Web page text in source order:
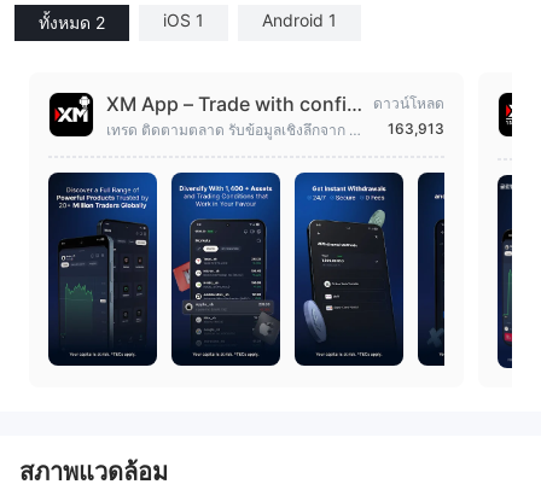
ทั้งหมด 2 iOS 1 Android 1
XM App – Trade with confid
ence
เทรด ติดตามตลาด รับข้อมูลเชิงลึกจาก AI
<<<TEXT_SEP>>>\n[IDX:1]เป็นเวลากว่
า 15 ปี XM ได้เป็นโบรกเกอร์ที่ผู้เทรดกว่า 1
5 ล้านคนทั่วโลกเลือกใช้ ด้วยความไว้วาง
ใจในเรื่องเงินทุนที่ปลอดภัย เงื่อนไขที่โปร่ง
ใส และการสนับสนุนที่ได้รับรางวัล แตกต่า
งจากโบรกเกอร์อื่น XM มอบสิ่งที่ผู้เทรดให้
ค่ามากที่สุด: การควบคุมและความมั่นใจ\n
\nแอป XM ให้เครื่องมือทั้งหมดที่คุณต้องก
ารเพื่อค้นหาโอกาสการเทรดเพิ่มเติมและตั
XM AI – คุณมีทุกสิ่งที่ต้องการเพื่อดำเนินก
ดาวน์โหลด
163,913
สภาพแวดล้อม